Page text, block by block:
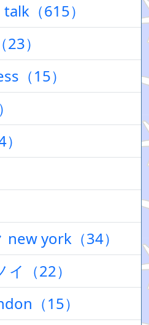
（615）
）
（15）
york（34）
（22）
（15）